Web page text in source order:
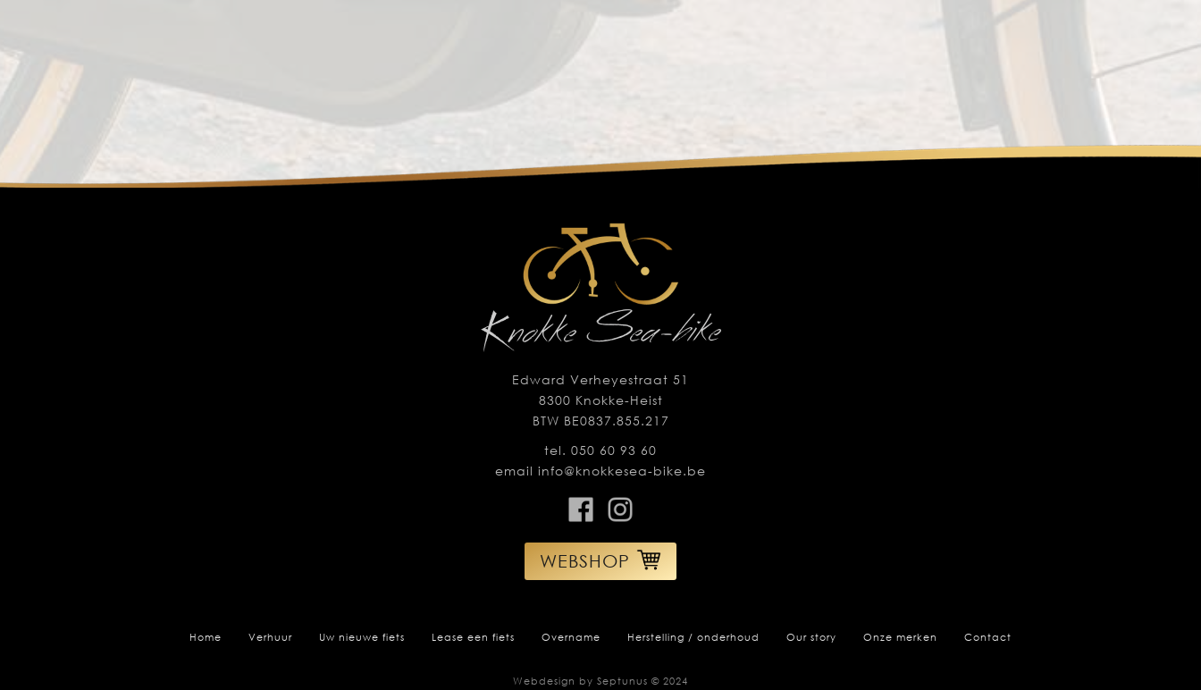
Edward Verheyestraat 51
8300 Knokke-Heist
BTW BE0837.855.217
tel. 050 60 93 60
email info@knokkesea-bike.be
WEBSHOP
Home Verhuur Uw nieuwe fiets Lease een fiets Overname Herstelling / onderhoud Our story Onze merken Contact
Webdesign by Septunus © 2024